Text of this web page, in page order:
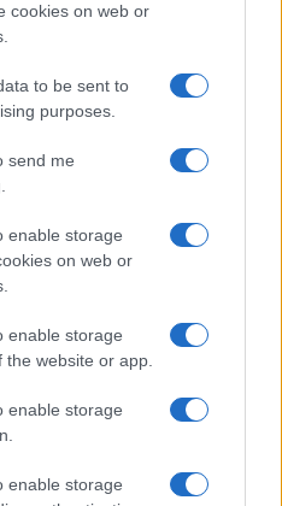
cookies on web or
to be sent to
purposes.
send me
enable storage
on web or
enable storage
website or app.
enable storage
enable storage
contro spaccio e degrado:
come scegliere la
la casa e l’ufficio
di un lungo dolore: storia e
che segnò la Gallura
di Berchidda, rischio per
del cantiere: la Gallura